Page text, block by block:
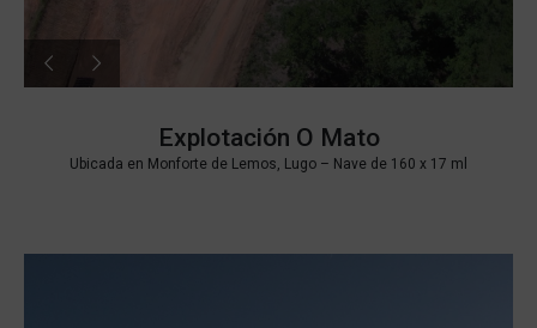
Explotación O Mato
Ubicada en Monforte de Lemos, Lugo – Nave de 160 x 17 ml